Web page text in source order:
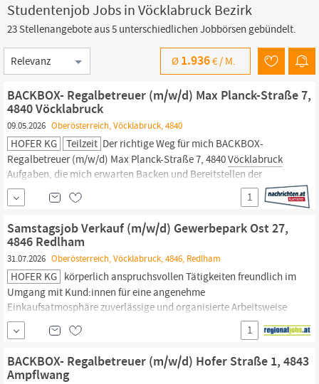
Studentenjob Jobs in Vöcklabruck Bezirk
23 Stellenangebote aus 5 unterschiedlichen Jobbörsen gebündelt.
Sortierung
Ø 1.936€ / M.
BACKBOX- Regalbetreuer (m/w/d) Max Planck-Straße 7,
4840 Vöcklabruck
09.05.2026 Oberösterreich, Vöcklabruck, 4840
HOFER KG Teilzeit Der richtige Weg für mich BACKBOX-
Regalbetreuer (m/w/d) Max Planck-Straße 7, 4840Vöcklabruck
Aufgaben, die mich erwarten Backen und Bereitstellen der
Backware Organisieren und Bewirtschaften der Regale
Präsentieren von Obst und Gemüse sowie Durchführen von
Qualitätskontrollen Beantworten von Kund:innenanfragen
Reinigen der Filiale Betreuen der
1
Samstagsjob Verkauf (m/w/d) Gewerbepark Ost 27,
4846 Redlham
31.07.2026 Oberösterreich, Vöcklabruck, 4846, Redlham
HOFER KG körperlich anspruchsvollen Tätigkeiten freundlich im
Umgang mit Kund:innen für eine angenehme
Einkaufsatmosphäre zuverlässige und organisierte Arbeitsweise
zur gewissenhaften Erledigung der Aufgaben Angebote, die mich
überzeugen attraktive Teilzeitoptionen, auch als
Studentenjob
geeignet vielseitiges Tätigkeitsfeld umfangreiche Einarbeitung
und...
1
BACKBOX- Regalbetreuer (m/w/d) Hofer Straße 1, 4843
Ampflwang